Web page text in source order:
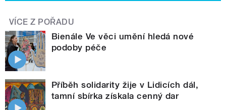
VÍCE Z POŘADU
Bienále Ve věci umění hledá nové
podoby péče
Příběh solidarity žije v Lidicích dál,
tamní sbírka získala cenný dar